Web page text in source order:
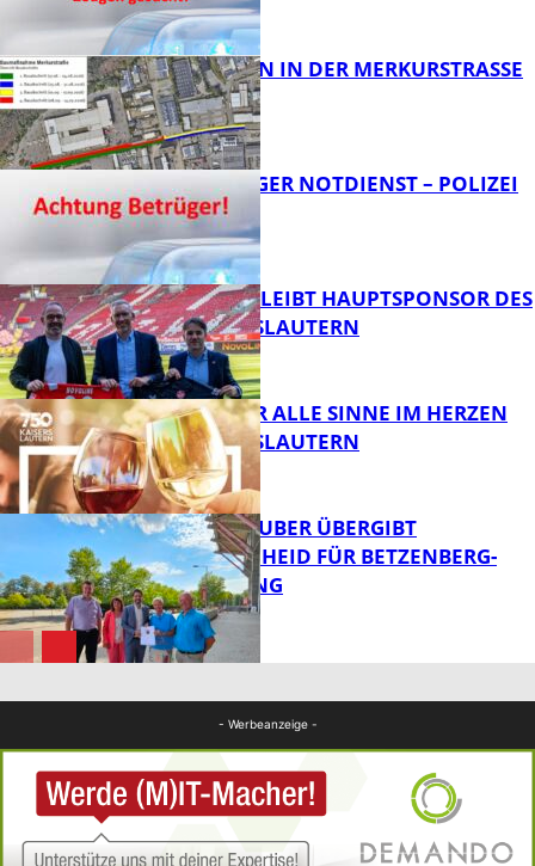
FB News
BAUARBEITEN IN DER MERKURSTRASSE
FB News
FRAGWÜRDIGER NOTDIENST – POLIZEI
WARNT
FB News
NOVOLINE BLEIBT HAUPTSPONSOR DES
1. FC KAISERSLAUTERN
FB Kultur
GENÜSSE FÜR ALLE SINNE IM HERZEN
VON KAISERSLAUTERN
MINISTER TEUBER ÜBERGIBT
FÖRDERBESCHEID FÜR BETZENBERG-
ENTWICKLUNG
- Werbeanzeige -